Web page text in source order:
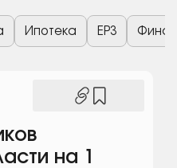
Ипотека ЕРЗ
на 1